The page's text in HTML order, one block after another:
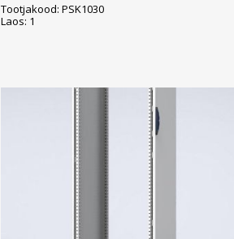
Tootjakood: PSK1030
Laos: 1